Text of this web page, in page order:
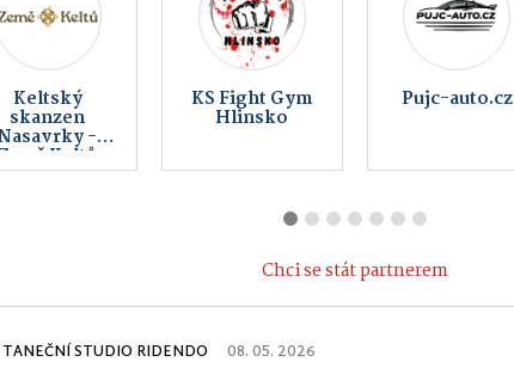
Auto MERCIA
a.s.
Vaše reklama
zde od 990 Kč
Vinotéka Pod
Kovárnou
Chci se stát partnerem
TANEČNÍ STUDIO RIDENDO 08. 05. 2026